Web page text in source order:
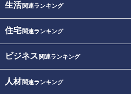
生活関連ランキング
住宅関連ランキング
ビジネス 関連ランキング
人材関連ランキング